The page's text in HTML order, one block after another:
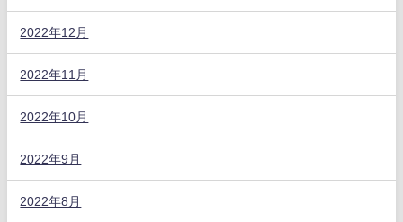
2022年12月
2022年11月
2022年10月
2022年9月
2022年8月